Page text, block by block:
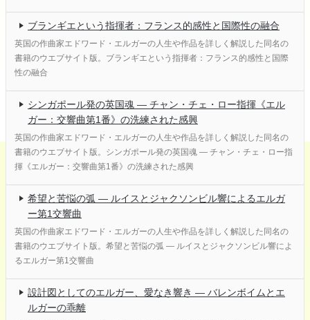
ブランギエという指揮者：フランス的感性と国際性の融合
英国の作曲家エドワード・エルガーの人生や作品を詳しく解説した同名の
書籍のウエブサイト版。ブランギエという指揮者：フランス的感性と国際
性の融合
シンガポール発の英国魂 ― チャン・チェ・ロー指揮《エル
ガー：交響曲第1番》の洗練された感興
英国の作曲家エドワード・エルガーの人生や作品を詳しく解説した同名の
書籍のウエブサイト版。シンガポール発の英国魂 ― チャン・チェ・ロー指
揮《エルガー：交響曲第1番》の洗練された感興
希望と苦悩の弧 ― ルイスとジャクソンビル響によるエルガ
ー第1交響曲
英国の作曲家エドワード・エルガーの人生や作品を詳しく解説した同名の
書籍のウエブサイト版。希望と苦悩の弧 ― ルイスとジャクソンビル響によ
るエルガー第1交響曲
設計図としてのエルガー、愛なき響き ― バレンボイムとエ
ルガーの乖離